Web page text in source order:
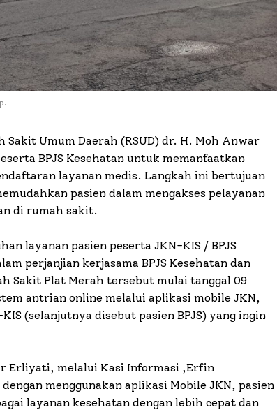
Sakit Umum Daerah (RSUD) dr. H. Moh Anwar
BPJS Kesehatan untuk memanfaatkan
layanan medis. Langkah ini bertujuan
pasien dalam mengakses pelayanan
di rumah sakit.
layanan pasien peserta JKN-KIS / BPJS
perjanjian kerjasama BPJS Kesehatan dan
Sakit Plat Merah tersebut mulai tanggal 09
antrian online melalui aplikasi mobile JKN,
(selanjutnya disebut pasien BPJS) yang ingin
Erliyati, melalui Kasi Informasi ,Erfin
menggunakan aplikasi Mobile JKN, pasien
layanan kesehatan dengan lebih cepat dan